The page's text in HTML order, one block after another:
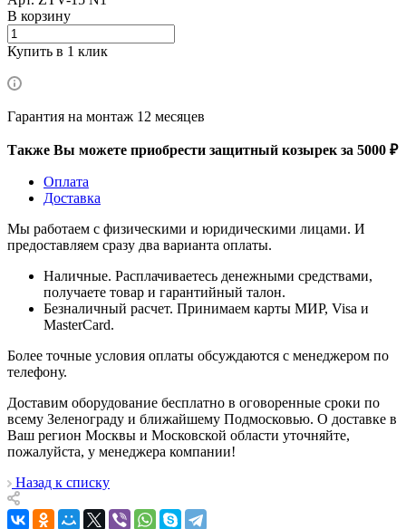
В корзину
Купить в 1 клик
Гарантия на монтаж 12 месяцев
Также Вы можете приобрести защитный козырек за 5000 ₽
Оплата
Доставка
Мы работаем с физическими и юридическими лицами. И
предоставляем сразу два варианта оплаты.
Наличные. Расплачиваетесь денежными средствами,
получаете товар и гарантийный талон.
Безналичный расчет. Принимаем карты МИР, Visa и
MasterCard.
Более точные условия оплаты обсуждаются с менеджером по
телефону.
Доставим оборудование бесплатно в оговоренные сроки по
всему Зеленограду и ближайшему Подмосковью. О доставке в
Ваш регион Москвы и Московской области уточняйте,
пожалуйста, у менеджера компании!
Назад к списку